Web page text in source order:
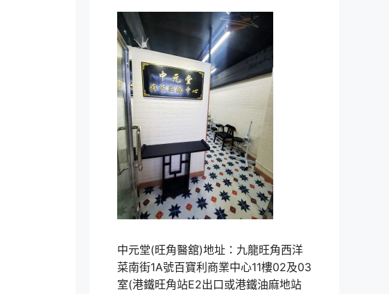
中元堂(旺角醫舘)地址：九龍旺角西洋
菜南街1A號百寶利商業中心11樓02及03
室(港鐵旺角站E2出口或港鐵油麻地站